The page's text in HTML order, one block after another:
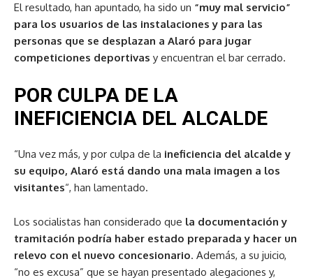
El resultado, han apuntado, ha sido un “muy mal servicio”
para los usuarios de las instalaciones y para las
personas que se desplazan a Alaró para jugar
competiciones deportivas y encuentran el bar cerrado.
POR CULPA DE LA
INEFICIENCIA DEL ALCALDE
“Una vez más, y por culpa de la ineficiencia del alcalde y
su equipo, Alaró está dando una mala imagen a los
visitantes“, han lamentado.
Los socialistas han considerado que la documentación y
tramitación podría haber estado preparada y hacer un
relevo con el nuevo concesionario. Además, a su juicio,
“no es excusa” que se hayan presentado alegaciones y,